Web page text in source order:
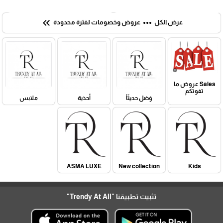
عرض الكل more_horiz عروض وخصومات لفترة محدودة keyboard_double_arrow_left
Sales عروض ما
تفوتكم
وَصَل حديثَاً
أحذية ملابس
Kids
New collection
ASMA LUXE
تثبيت تطبيقنا "Trendy At All"